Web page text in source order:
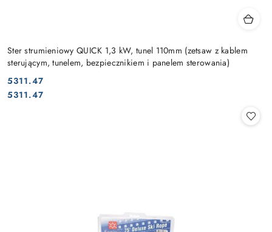
Ster strumieniowy QUICK 1,3 kW, tunel 110mm (zetsaw z kablem
sterującym, tunelem, bezpiecznikiem i panelem sterowania)
Cena:
5311.47
Cena:
5311.47